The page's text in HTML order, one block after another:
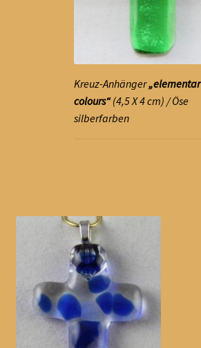
Kreuz-Anhänger„elementar
colours“(4,5 X 4 cm) / Öse
silberfarben